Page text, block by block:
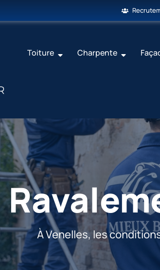
Toiture Charpente
À Venelles, les